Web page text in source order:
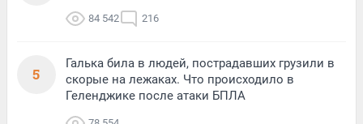
84 542 216
5
Галька била в людей, пострадавших грузили в
скорые на лежаках. Что происходило в
Геленджике после атаки БПЛА